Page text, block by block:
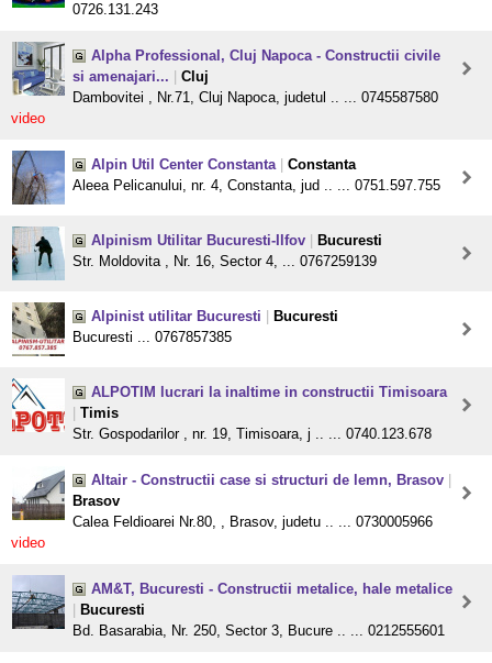
0726.131.243
Alpha Professional, Cluj Napoca - Constructii civile
si amenajari...
Cluj
Dambovitei , Nr.71, Cluj Napoca, judetul .. ... 0745587580
video
Alpin Util Center Constanta
Constanta
Aleea Pelicanului, nr. 4, Constanta, jud .. ... 0751.597.755
Alpinism Utilitar Bucuresti-Ilfov
Bucuresti
Str. Moldovita , Nr. 16, Sector 4, ... 0767259139
Alpinist utilitar Bucuresti
Bucuresti
Bucuresti ... 0767857385
ALPOTIM lucrari la inaltime in constructii Timisoara
Timis
Str. Gospodarilor , nr. 19, Timisoara, j .. ... 0740.123.678
Altair - Constructii case si structuri de lemn, Brasov
Brasov
Calea Feldioarei Nr.80, , Brasov, judetu .. ... 0730005966
video
AM&T, Bucuresti - Constructii metalice, hale metalice
Bucuresti
Bd. Basarabia, Nr. 250, Sector 3, Bucure .. ... 0212555601